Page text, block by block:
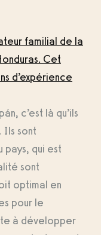
familial de la
Cet
d’expérience
c’est là qu’ils
Ils sont
pays, qui est
sont
optimal en
pour le
à développer